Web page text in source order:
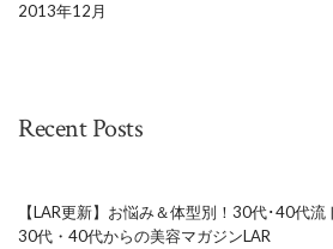
2013年12月
Recent Posts
【LAR更新】お悩み＆体型別！30代･40代流
30代・40代からの美容マガジンLAR